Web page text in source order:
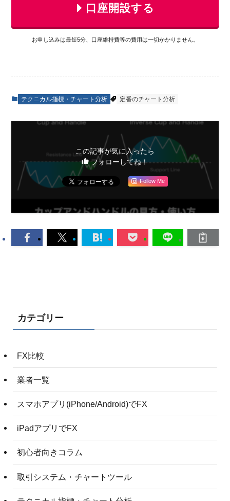
口座開設する
お申し込みは最短5分、口座維持費等の費用は一切かかりません。
テクニカル指標・チャート分析 定番のチャート分析
この記事が気に入ったら
フォローしてね！
Follow Me
カテゴリー
FX比較
業者一覧
スマホアプリ(iPhone/Android)でFX
iPadアプリでFX
初心者向きコラム
取引システム・チャートツール